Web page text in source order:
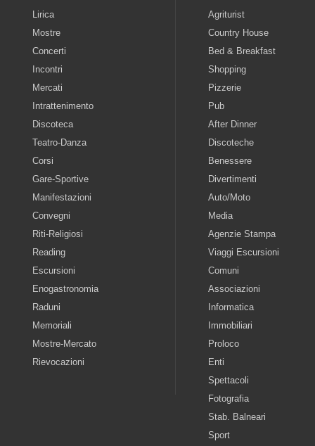
Lirica
Mostre
Concerti
Incontri
Mercati
Intrattenimento
Discoteca
Teatro-Danza
Corsi
Gare-Sportive
Manifestazioni
Convegni
Riti-Religiosi
Reading
Escursioni
Enogastronomia
Raduni
Memoriali
Mostre-Mercato
Rievocazioni
Agriturist
Country House
Bed & Breakfast
Shopping
Pizzerie
Pub
After Dinner
Discoteche
Benessere
Divertimenti
Auto/Moto
Media
Agenzie Stampa
Viaggi Escursioni
Comuni
Associazioni
Informatica
Immobiliari
Proloco
Enti
Spettacoli
Fotografia
Stab. Balneari
Sport